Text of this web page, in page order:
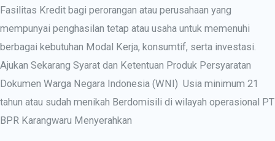
Fasilitas Kredit bagi perorangan atau perusahaan yang
mempunyai penghasilan tetap atau usaha untuk memenuhi
berbagai kebutuhan Modal Kerja, konsumtif, serta investasi.
Ajukan Sekarang Syarat dan Ketentuan Produk Persyaratan
Dokumen Warga Negara Indonesia (WNI) Usia minimum 21
tahun atau sudah menikah Berdomisili di wilayah operasional PT
BPR Karangwaru Menyerahkan